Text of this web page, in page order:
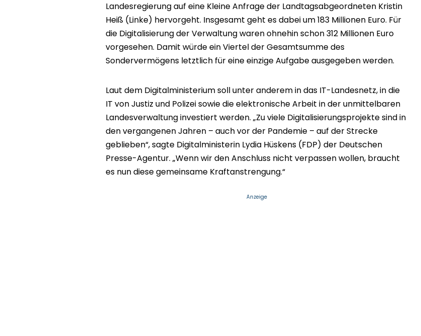
Landesregierung auf eine Kleine Anfrage der Landtagsabgeordneten Kristin
Heiß (Linke) hervorgeht. Insgesamt geht es dabei um 183 Millionen Euro. Für
die Digitalisierung der Verwaltung waren ohnehin schon 312 Millionen Euro
vorgesehen. Damit würde ein Viertel der Gesamtsumme des
Sondervermögens letztlich für eine einzige Aufgabe ausgegeben werden.
Laut dem Digitalministerium soll unter anderem in das IT-Landesnetz, in die
IT von Justiz und Polizei sowie die elektronische Arbeit in der unmittelbaren
Landesverwaltung investiert werden. „Zu viele Digitalisierungsprojekte sind in
den vergangenen Jahren – auch vor der Pandemie – auf der Strecke
geblieben“, sagte Digitalministerin Lydia Hüskens (FDP) der Deutschen
Presse-Agentur. „Wenn wir den Anschluss nicht verpassen wollen, braucht
es nun diese gemeinsame Kraftanstrengung.“
Anzeige